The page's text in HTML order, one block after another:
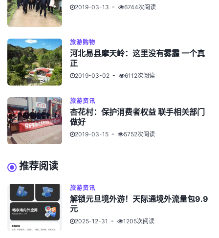
2019-03-13 6744次阅读
旅游购物
河北易县摩天岭：这里没有雾霾 一个真
正
2019-03-02 6112次阅读
旅游资讯
杏花村：保护消费者权益 联手相关部门
做好
2019-03-15 5752次阅读
推荐阅读
旅游资讯
解锁元旦境外游！天际通境外流量包9.9
元
2025-12-31 1205次阅读